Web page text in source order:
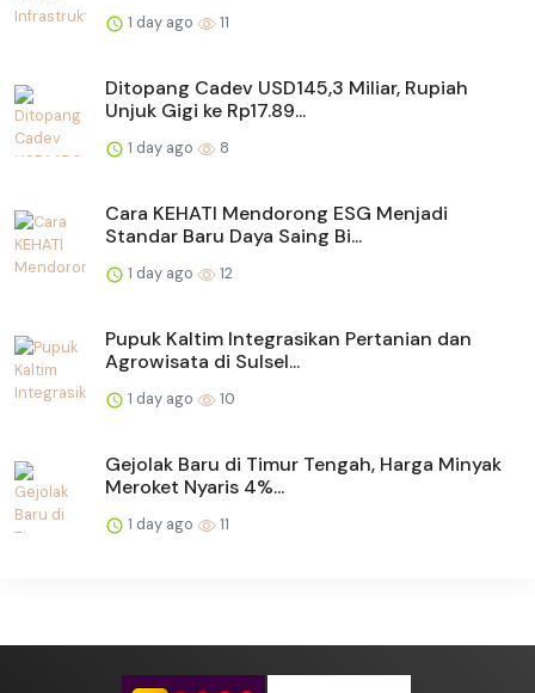
1 day ago 11
Ditopang Cadev USD145,3 Miliar, Rupiah
Unjuk Gigi ke Rp17.89...
1 day ago 8
Cara KEHATI Mendorong ESG Menjadi
Standar Baru Daya Saing Bi...
1 day ago 12
Pupuk Kaltim Integrasikan Pertanian dan
Agrowisata di Sulsel...
1 day ago 10
Gejolak Baru di Timur Tengah, Harga Minyak
Meroket Nyaris 4%...
1 day ago 11